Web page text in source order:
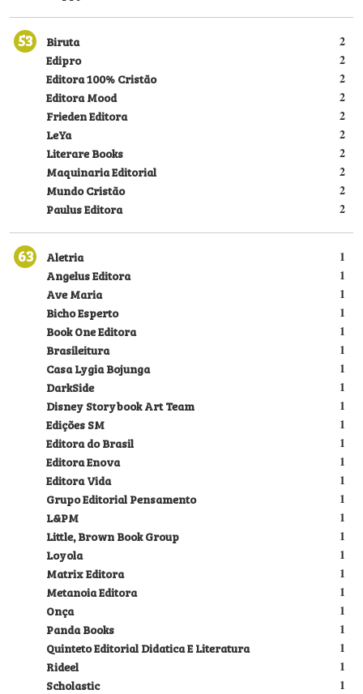
53 2
Biruta
2
Edipro
2
Editora 100% Cristão
2
Editora Mood
2
Frieden Editora
2
LeYa
2
Literare Books
2
Maquinaria Editorial
2
Mundo Cristão
2
Paulus Editora
63 1
Aletria
1
Angelus Editora
1
Ave Maria
1
Bicho Esperto
1
Book One Editora
1
Brasileitura
1
Casa Lygia Bojunga
1
DarkSide
1
Disney Storybook Art Team
1
Edições SM
1
Editora do Brasil
1
Editora Enova
1
Editora Vida
1
Grupo Editorial Pensamento
1
L&PM
1
Little, Brown Book Group
1
Loyola
1
Matrix Editora
1
Metanoia Editora
1
Onça
1
Panda Books
1
Quinteto Editorial Didatica E Literatura
1
Rideel
1
Scholastic